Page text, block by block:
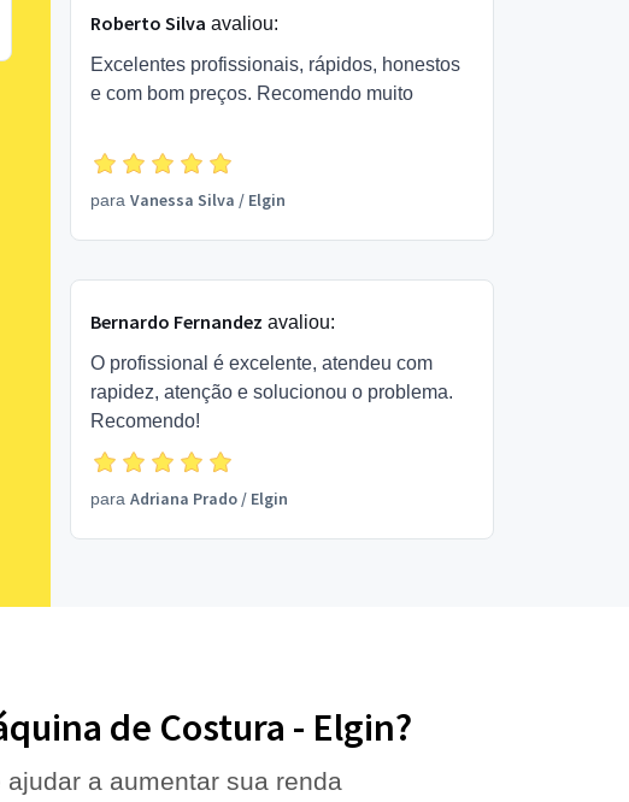
Roberto Silva avaliou:
Excelentes profissionais, rápidos, honestos
e com bom preços. Recomendo muito
para Vanessa Silva / Elgin
Bernardo Fernandez avaliou:
O profissional é excelente, atendeu com
rapidez, atenção e solucionou o problema.
Recomendo!
para Adriana Prado/ Elgin
de Costura - Elgin?
a aumentar sua renda